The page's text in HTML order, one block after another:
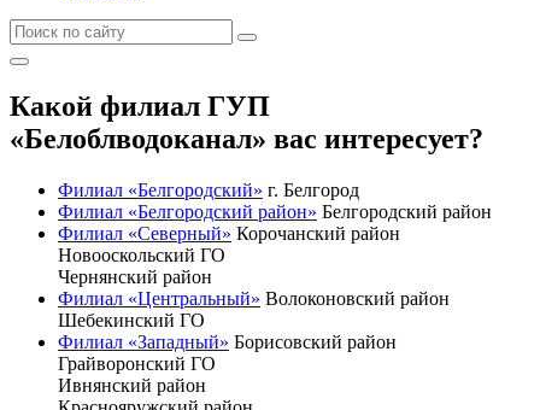
Какой филиал ГУП
«Белоблводоканал» вас интересует?
Филиал «Белгородский» г. Белгород
Филиал «Белгородский район» Белгородский район
Филиал «Северный» Корочанский район
Новооскольский ГО
Чернянский район
Филиал «Центральный» Волоконовский район
Шебекинский ГО
Филиал «Западный» Борисовский район
Грайворонский ГО
Ивнянский район